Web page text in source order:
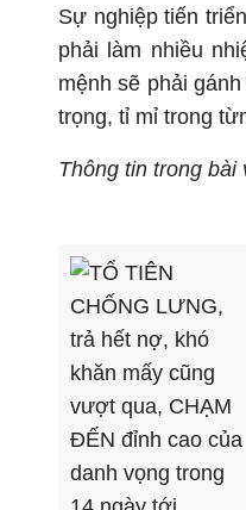
Sự nghiệp tiến
phải làm nhiều
mệnh sẽ phải
trọng, tỉ mỉ trong
Thông tin trong bài